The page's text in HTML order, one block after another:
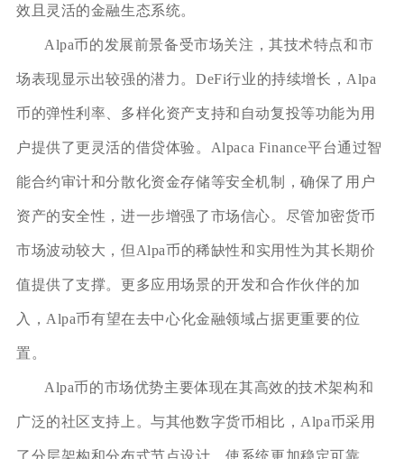
效且灵活的金融生态系统。
Alpa币的发展前景备受市场关注，其技术特点和市
场表现显示出较强的潜力。DeFi行业的持续增长，Alpa
币的弹性利率、多样化资产支持和自动复投等功能为用
户提供了更灵活的借贷体验。Alpaca Finance平台通过智
能合约审计和分散化资金存储等安全机制，确保了用户
资产的安全性，进一步增强了市场信心。尽管加密货币
市场波动较大，但Alpa币的稀缺性和实用性为其长期价
值提供了支撑。更多应用场景的开发和合作伙伴的加
入，Alpa币有望在去中心化金融领域占据更重要的位
置。
Alpa币的市场优势主要体现在其高效的技术架构和
广泛的社区支持上。与其他数字货币相比，Alpa币采用